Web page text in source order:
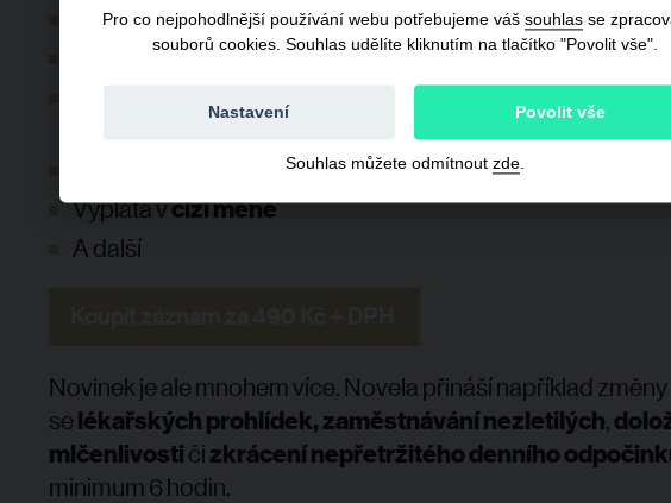
Zkrácenívýpovědní doby
zkušební doba
Sjednocení “zdravotních” výpovědních důvodůa
jednorázové náhrady místo odstupného
mzdového a platového výměru
Výplata vcizí měně
A další
Novinek je ale mnohem více. Novela přináší například
selékařských prohlídek, zaměstnávání nezletilých,
mlčenlivostičizkrácenínepřetržitého denního
minimum 6 hodin.
Pro co nejpohodlnější používání webu potřebujeme váš souhlasse
souborů cookies. Souhlas udělíte kliknutím na tlačítko "Povolit vše".
Povolit vše
Nastavení
Souhlas můžete odmítnout zde.